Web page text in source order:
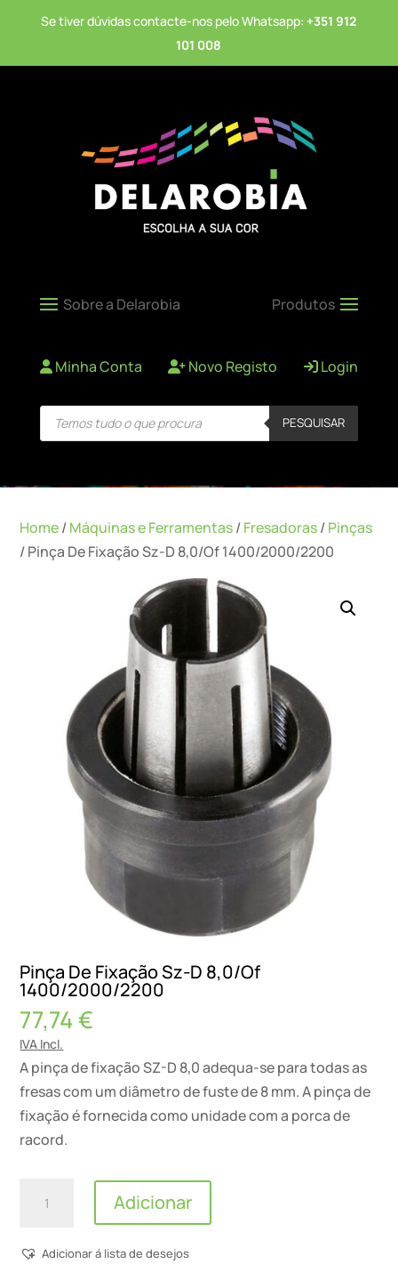
Se tiver dúvidas contacte-nos pelo Whatsapp: +351 912
101 008
Minha Conta Novo Registo Login
Products
search PESQUISAR
Home/Máquinas e Ferramentas/Fresadoras/Pinças
/ Pinça De Fixação Sz-D 8,0/Of 1400/2000/2200
Pinça De Fixação Sz-D 8,0/Of
1400/2000/2200
77,74€
IVA Incl.
A pinça de fixação SZ-D 8,0 adequa-se para todas as
fresas com um diâmetro de fuste de 8 mm. A pinça de
fixação é fornecida como unidade com a porca de
racord.
Quantidade
De
Adicionar
Adicionar á lista de desejos